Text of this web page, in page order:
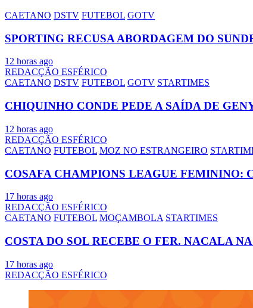
CAETANO DSTV FUTEBOL GOTV
SPORTING RECUSA ABORDAGEM DO
12 horas ago
REDACÇÃO ESFÉRICO
CAETANO DSTV FUTEBOL GOTV STARTIMES
CHIQUINHO CONDE PEDE A SAÍDA DE
12 horas ago
REDACÇÃO ESFÉRICO
CAETANO FUTEBOL MOZ NO ESTRANGEIRO
COSAFA CHAMPIONS LEAGUE FEMININO:
17 horas ago
REDACÇÃO ESFÉRICO
CAETANO FUTEBOL MOÇAMBOLA STARTIMES
COSTA DO SOL RECEBE O FER. NACALA
17 horas ago
REDACÇÃO ESFÉRICO